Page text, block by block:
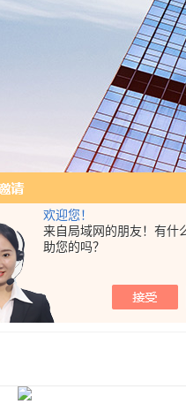
欢迎您！
来自局域网的朋友！有什
助您的吗？